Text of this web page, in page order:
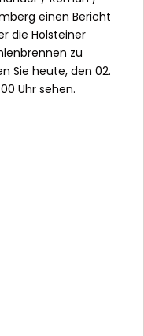
einen Bericht
die Holsteiner
zu
Sie heute, den 02.
Uhr sehen.